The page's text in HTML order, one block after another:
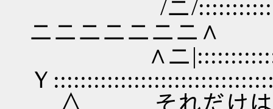
/ニ/
ニニニニニニ
∧ニ
Ｙ